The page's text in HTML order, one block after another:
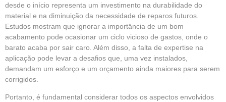
desde o início representa um investimento na durabilidade do
material e na diminuição da necessidade de reparos futuros.
Estudos mostram que ignorar a importância de um bom
acabamento pode ocasionar um ciclo vicioso de gastos, onde o
barato acaba por sair caro. Além disso, a falta de expertise na
aplicação pode levar a desafios que, uma vez instalados,
demandam um esforço e um orçamento ainda maiores para serem
corrigidos.
Portanto, é fundamental considerar todos os aspectos envolvidos